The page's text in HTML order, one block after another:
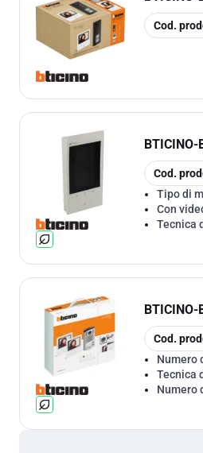
copia
Cod.
BTICINO-
copia
Cod.
Tipo di
Con
Tecnica
BTICINO-
copia
Cod.
Numero
Tecnica
Numero